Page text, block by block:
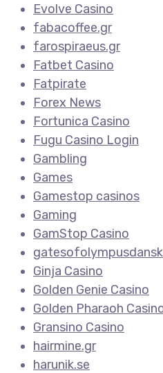
Evolve Casino
fabacoffee.gr
farospiraeus.gr
Fatbet Casino
Fatpirate
Forex News
Fortunica Casino
Fugu Casino Login
Gambling
Games
Gamestop casinos
Gaming
GamStop Casino
Ginja Casino
Golden Genie Casino
Golden Pharaoh
Gransino Casino
hairmine.gr
harunik.se